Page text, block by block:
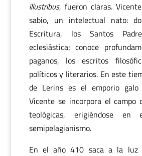
illustribus, fueron claras.
sabio, un intelectual nato:
Escritura, los Santos
eclesiástica; conoce
paganos, los escritos
políticos y literarios. En este
de Lerins es el emporio
Vicente se incorpora el campo
teológicas, erigiéndose en
semipelagianismo.
En el año 410 saca a la luz